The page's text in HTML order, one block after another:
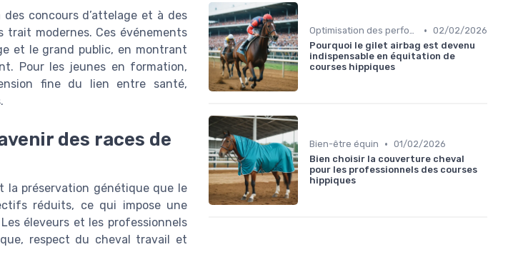
concours d’attelage et à des
modernes. Ces événements
et le grand public, en montrant
Pour les jeunes en formation,
fine du lien entre santé,
des races de
préservation génétique que le
réduits, ce qui impose une
éleveurs et les professionnels
respect du cheval travail et
Optimisation des performances • 02/02/2026
Pourquoi le gilet airbag est devenu
indispensable en équitation de
courses hippiques
Bien-être équin • 01/02/2026
Bien choisir la couverture cheval
pour les professionnels des courses
hippiques